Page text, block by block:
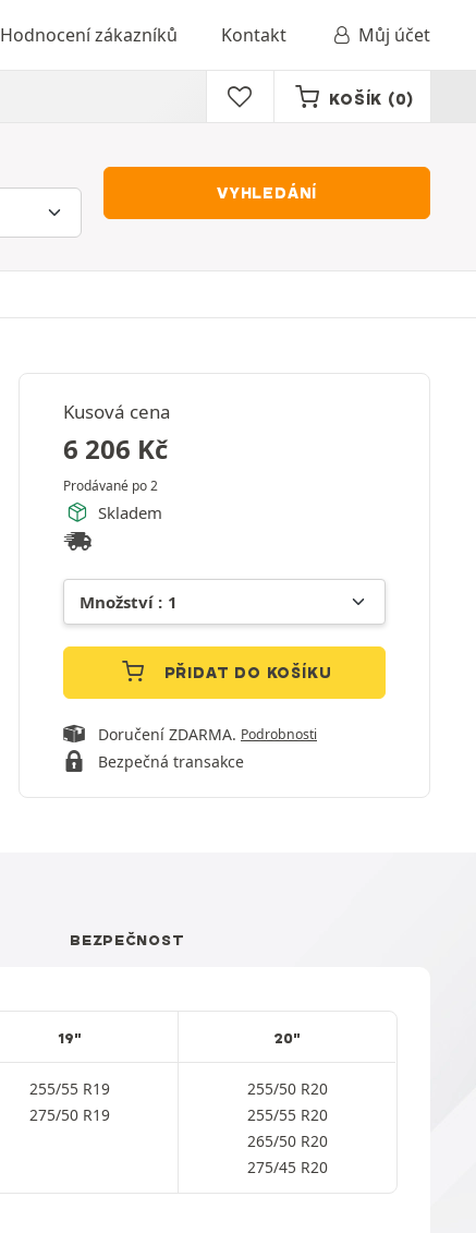
Hodnocení zákazníků Kontakt Můj účet
KOŠÍK (0)
VYHLEDÁNÍ
Kusová cena
6 206 Kč
Prodávané po 2
Skladem
PŘIDAT DO KOŠÍKU
Doručení ZDARMA. Podrobnosti
Bezpečná transakce
BEZPEČNOST
19"
255/55 R19
275/50 R19
20"
255/50 R20
255/55 R20
265/50 R20
275/45 R20